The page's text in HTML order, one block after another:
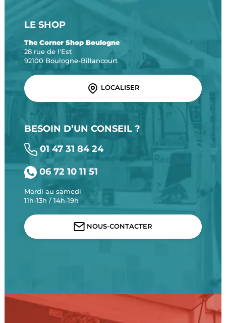
LE SHOP
The Corner Shop Boulogne
28 rue de l'Est
92100 Boulogne-Billancourt
LOCALISER
BESOIN D’UN CONSEIL ?
01 47 31 84 24
06 72 10 11 51
Mardi au samedi
11h-13h / 14h-19h
NOUS-CONTACTER